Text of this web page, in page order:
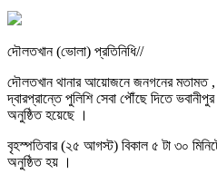
দৌলতখান (ভোলা) প্রতিনিধি//
দৌলতখান থানার আয়োজনে জনগনের মতামত ,
দ্বারপ্রান্তে পুলিশি সেবা পৌঁছে দিতে
অনুষ্ঠিত হয়েছে ।
বৃহস্পতিবার (২৫ আগস্ট) বিকাল ৫ টা ৩০
অনুষ্ঠিত হয় ।